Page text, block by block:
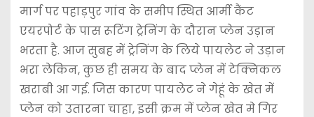
मार्ग पर पहाड़पुर गांव के समीप स्थित आर्मी कैंट
एयरपोर्ट के पास रूटिंग ट्रेनिंग के दौरान प्लेन उड़ान
भरता है. आज सुबह में ट्रेनिंग के लिये पायलेट ने उड़ान
भरा लेकिन, कुछ ही समय के बाद प्लेन में टेक्निकल
खराबी आ गई. जिस कारण पायलेट ने गेहूं के खेत में
प्लेन को उतारना चाहा, इसी क्रम में प्लेन खेत मे गिर